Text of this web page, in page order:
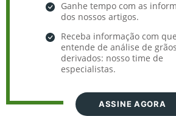
Ganhe tempo com as
dos nossos artigos.
Receba informação com
entende de análise de
derivados: nosso time de
especialistas.
ASSINE AGORA